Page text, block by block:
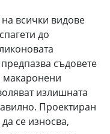
всички видове
до
съдовете
макаронени
излишната
Проектиран
се износва,